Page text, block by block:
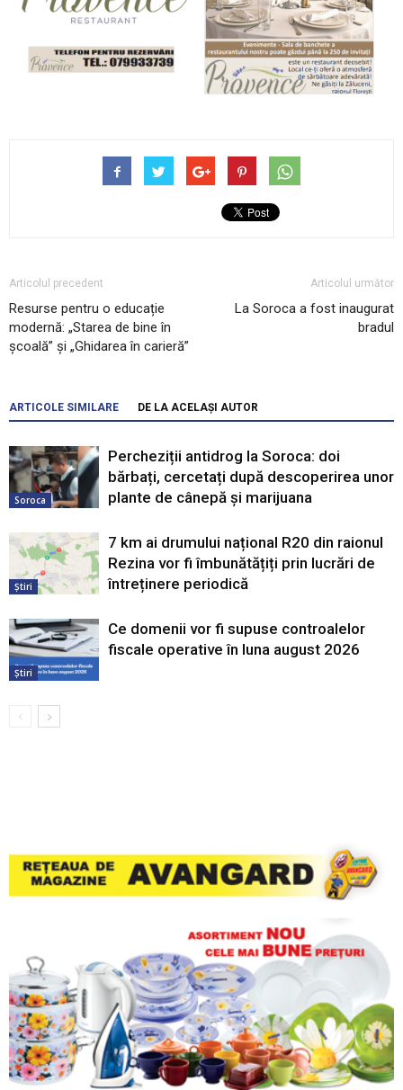
Articolul precedent
Resurse pentru o educație
modernă: „Starea de bine în
școală” și „Ghidarea în carieră”
Articolul următor
La Soroca a fost inaugurat
bradul
ARTICOLE SIMILARE DE LA ACELAȘI AUTOR
Soroca
Percheziții antidrog la Soroca: doi
bărbați, cercetați după descoperirea unor
plante de cânepă și marijuana
Știri
7 km ai drumului național R20 din raionul
Rezina vor fi îmbunătățiți prin lucrări de
întreținere periodică
Știri
Ce domenii vor fi supuse controalelor
fiscale operative în luna august 2026